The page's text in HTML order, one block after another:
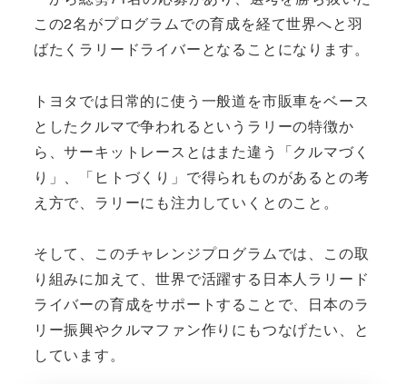
この2名がプログラムでの育成を経て世界へと羽
ばたくラリードライバーとなることになります。
トヨタでは日常的に使う一般道を市販車をベース
としたクルマで争われるというラリーの特徴か
ら、サーキットレースとはまた違う「クルマづく
り」、「ヒトづくり」で得られものがあるとの考
え方で、ラリーにも注力していくとのこと。
そして、このチャレンジプログラムでは、この取
り組みに加えて、世界で活躍する日本人ラリード
ライバーの育成をサポートすることで、日本のラ
リー振興やクルマファン作りにもつなげたい、と
しています。